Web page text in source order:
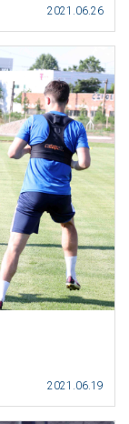
2021.06.26
2021.06.19